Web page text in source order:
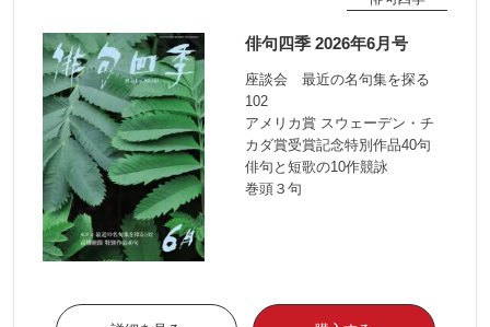
俳句四季 2026年6月号
座談会 最近の名句集を探る
102
アメリカ賞 スウェーデン・チ
カダ賞受賞記念特別作品40句
俳句と短歌の10作競詠
巻頭３句